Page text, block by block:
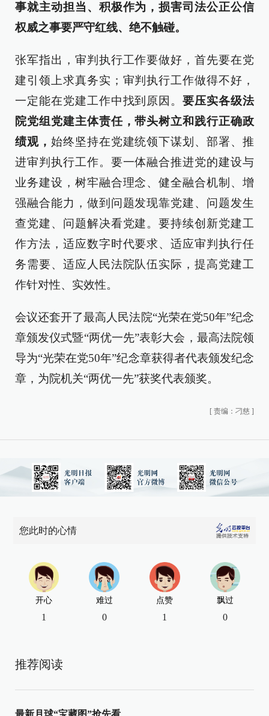
事就主动担当、积极作为，损害司法公正公信
权威之事要严守红线、绝不触碰。
张军指出，审判执行工作要做好，首先要在党
建引领上求真务实；审判执行工作做得不好，
一定能在党建工作中找到原因。要压实各级法
院党组党建主体责任，带头树立和践行正确政
绩观， 始终坚持在党建统领下谋划、部署、推
进审判执行工作。要一体融合推进党的建设与
业务建设，树牢融合理念、健全融合机制、增
强融合能力，做到问题发现靠党建、问题发生
查党建、问题解决看党建。要持续创新党建工
作方法，适应数字时代要求、适应审判执行任
务需要、适应人民法院队伍实际，提高党建工
作针对性、实效性。
会议还套开了最高人民法院“光荣在党50年”纪念
章颁发仪式暨“两优一先”表彰大会，最高法院领
导为“光荣在党50年”纪念章获得者代表颁发纪念
章，为院机关“两优一先”获奖代表颁奖。
[ 责编：刁慈 ]
您此时的心情
开心
1
难过
0
点赞
1
飘过
0
推荐阅读
最新月球“宝藏图”抢先看